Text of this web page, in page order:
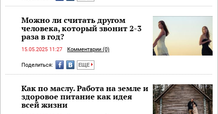
Можно ли считать другом
человека, который звонит 2-3
раза в год?
15.05.2025 11:27 Комментарии (0)
Поделиться: ЕЩЕ
Как по маслу. Работа на земле и
здоровое питание как идея
всей жизни